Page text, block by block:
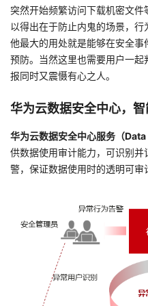
坛
圈
的
我
注
开
者
的
我
支
突然开始频繁访问下载机密文
以得出在于防止内鬼的场景，行
他最大的用处就是能够在安全
预防。当然这里也需要用户一
报同时又震慑有心之人。
华为云数据安全中心，
华为云数据安全中心服务（
供数据使用审计能力，可识别
警，保证数据使用时的透明可审